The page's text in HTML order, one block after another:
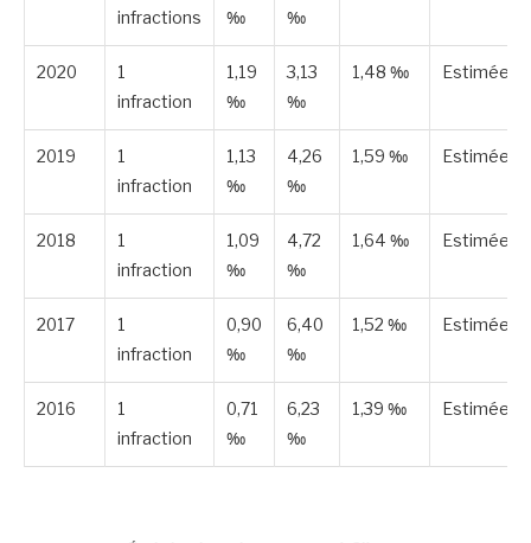
infractions
‰
‰
2020
1
infraction
1,19
‰
3,13
‰
1,48 ‰ Estimée
2019
1
infraction
1,13
‰
4,26
‰
1,59 ‰ Estimée
2018
1
infraction
1,09
‰
4,72
‰
1,64 ‰ Estimée
2017
1
infraction
0,90
‰
6,40
‰
1,52 ‰ Estimée
2016
1
infraction
0,71
‰
6,23
‰
1,39 ‰ Estimée